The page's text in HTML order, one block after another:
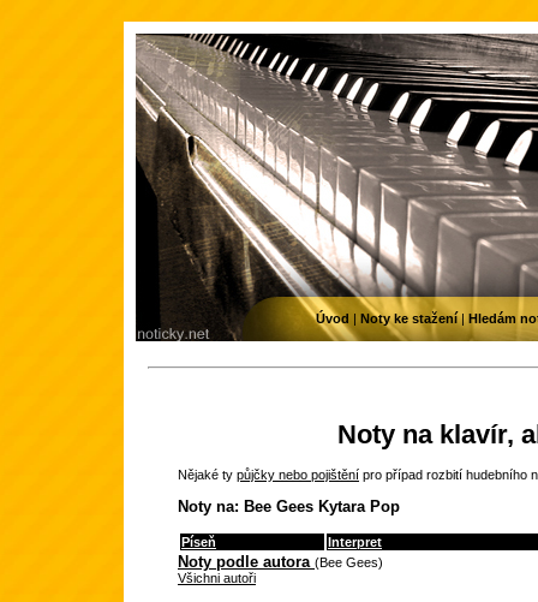
Noty na klavír,
Nějaké ty půjčky nebo pojištění pro případ rozbití hudebního
Noty na: Bee Gees Kytara Pop
Píseň Interpret
Noty podle autora (Bee Gees)
Všichni autoři
Úvod | Noty ke stažení| Hledám